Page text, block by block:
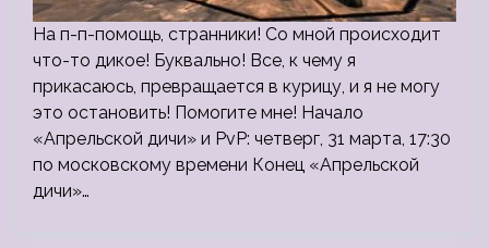
На п-п-помощь, странники! Со мной происходит
что-то дикое! Буквально! Все, к чему я
прикасаюсь, превращается в курицу, и я не могу
это остановить! Помогите мне! Начало
«Апрельской дичи» и PvP: четверг, 31 марта, 17:30
по московскому времени Конец «Апрельской
дичи»…